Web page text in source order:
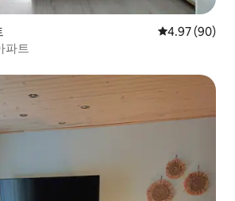
평점 4.97점(5
4.97 (90)
파트